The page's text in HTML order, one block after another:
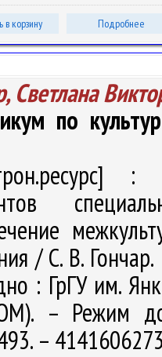
в корзину Подробнее
Светлана
по
:
/ С. В.
: ГрГУ им.
– Режим
–